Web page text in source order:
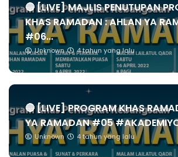
🔴 [LIVE] MAJLIS PENUTUPAN
KHAS RAMADAN : AHLAN YA
#06...
Unknown 4 tahun yang lalu
🔴 [LIVE] PROGRAM KHAS
YA RAMADAN #05
Unknown 4 tahun yang lalu